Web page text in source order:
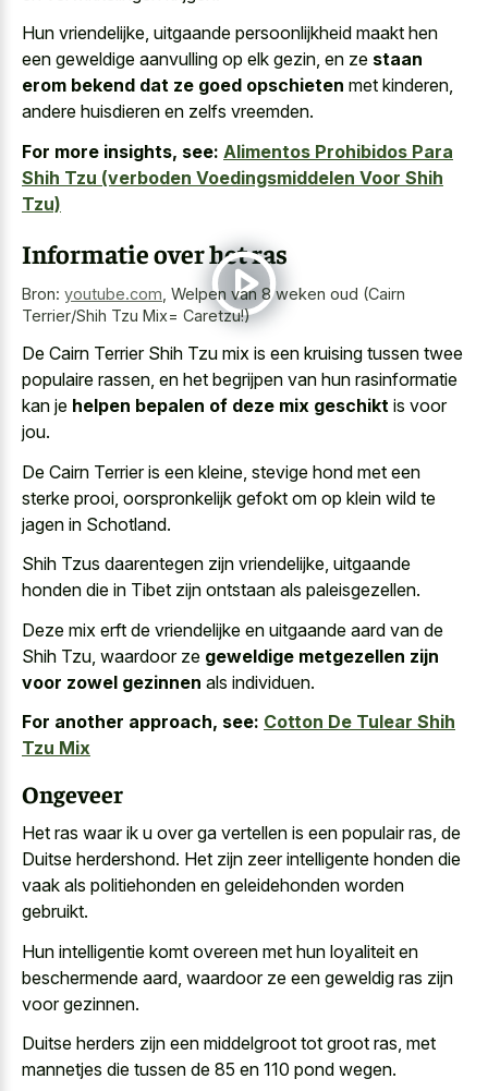
Hun vriendelijke, uitgaande persoonlijkheid maakt hen
een geweldige aanvulling op elk gezin, en ze staan
erom bekend dat ze goed opschieten met kinderen,
andere huisdieren en zelfs vreemden.
For more insights, see: Alimentos Prohibidos Para
Shih Tzu (verboden Voedingsmiddelen Voor Shih
Tzu)
Informatie over het ras
Bron: youtube.com Welpen van 8 weken oud (Cairn
Terrier/Shih Tzu Mix= Caretzu!)
De Cairn Terrier Shih Tzu mix is een kruising tussen twee
populaire rassen, en het begrijpen van hun rasinformatie
kan je helpen bepalen of deze mix geschikt is voor
jou.
De Cairn Terrier is een kleine, stevige hond met een
sterke prooi, oorspronkelijk gefokt om op klein wild te
jagen in Schotland.
Shih Tzus daarentegen zijn vriendelijke, uitgaande
honden die in Tibet zijn ontstaan als paleisgezellen.
Deze mix erft de vriendelijke en uitgaande aard van de
Shih Tzu, waardoor ze geweldige metgezellen zijn
voor zowel gezinnen als individuen.
For another approach, see: Cotton De Tulear Shih
Tzu Mix
Ongeveer
Het ras waar ik u over ga vertellen is een populair ras, de
Duitse herdershond. Het zijn zeer intelligente honden die
vaak als politiehonden en geleidehonden worden
gebruikt.
Hun intelligentie komt overeen met hun loyaliteit en
beschermende aard, waardoor ze een geweldig ras zijn
voor gezinnen.
Duitse herders zijn een middelgroot tot groot ras, met
mannetjes die tussen de 85 en 110 pond wegen.